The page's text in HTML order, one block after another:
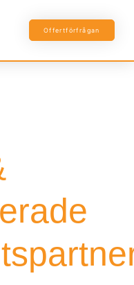
Offertförfrågan